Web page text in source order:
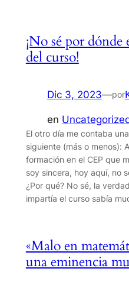
¡No sé por dónde
del curso!
Dic 3, 2023—por
en
El otro día me contaba
siguiente (más o menos):
formación en el CEP que
soy sincera, hoy aquí, no
¿Por qué? No sé, la
impartía el curso sabía
«Malo en
una eminencia